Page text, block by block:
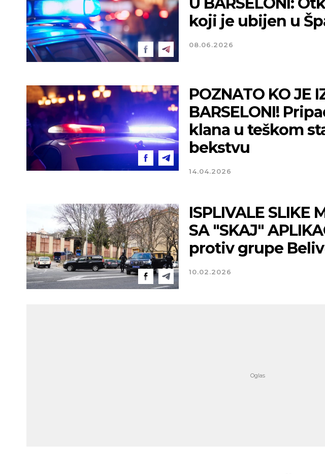
koji je ubijen u
08.06.2026
POZNATO KO JE
BARSELONI!
klana u teškom
bekstvu
14.04.2026
ISPLIVALE SLIKE
SA "SKAJ"
protiv grupe
10.02.2026